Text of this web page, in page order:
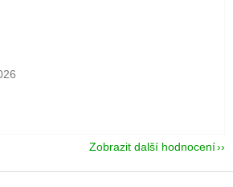
obchodu je 5 z 5 hvězdiček.
Zobrazit další hodnocení